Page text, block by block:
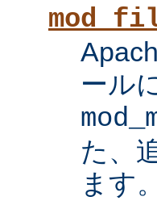
ール
た、
ます。